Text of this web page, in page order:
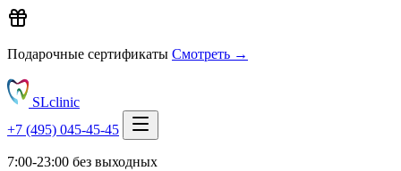
Подарочные сертификаты Смотреть →
SLclinic
+7 (495) 045-45-45
7:00-23:00 без выходных